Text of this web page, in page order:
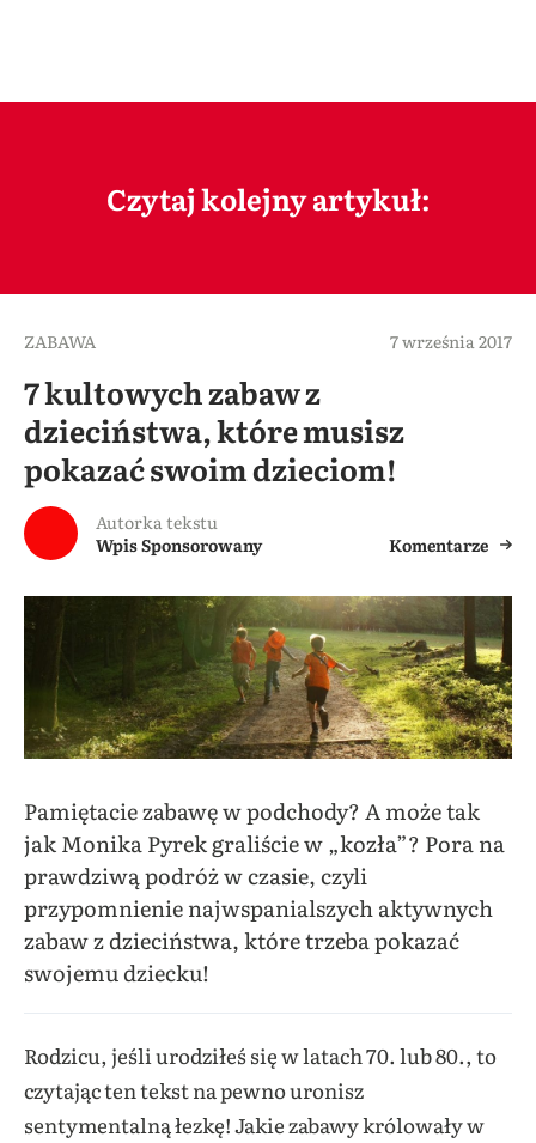
Czytaj kolejny artykuł:
ZABAWA 7 września 2017
7 kultowych zabaw z
dzieciństwa, które musisz
pokazać swoim dzieciom!
Autorka tekstu
Wpis Sponsorowany
Komentarze
Pamiętacie zabawę w podchody? A może tak
jak Monika Pyrek graliście w „kozła”? Pora na
prawdziwą podróż w czasie, czyli
przypomnienie najwspanialszych aktywnych
zabaw z dzieciństwa, które trzeba pokazać
swojemu dziecku!
Rodzicu, jeśli urodziłeś się w latach 70. lub 80., to
czytając ten tekst na pewno uronisz
sentymentalną łezkę! Jakie zabawy królowały w